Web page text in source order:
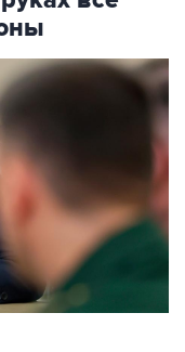
- Президент